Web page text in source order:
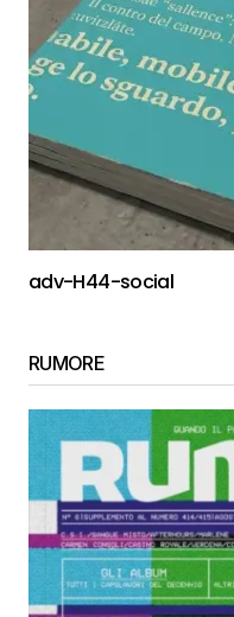
adv-H44-social
RUMORE